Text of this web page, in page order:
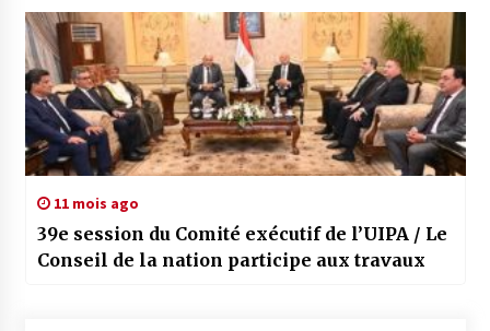
11 mois ago
39e session du Comité exécutif de l’UIPA / Le
Conseil de la nation participe aux travaux